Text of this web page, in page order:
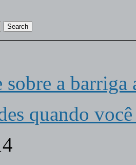
Search
a barriga
quando